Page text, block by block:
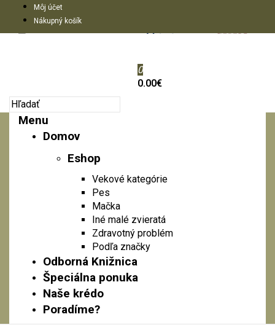
Môj účet
Nákupný košík
0
0.00€
Menu
Domov
Eshop
Vekové kategórie
Pes
Mačka
Iné malé zvieratá
Zdravotný problém
Podľa značky
Odborná Knižnica
Špeciálna ponuka
Naše krédo
Poradíme?